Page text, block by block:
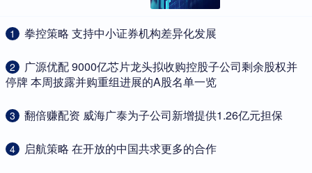
1 ​拳控策略 支持中小证券机构差异化发展
2
​广源优配 9000亿芯片龙头拟收购控股子公司剩余股权并
停牌 本周披露并购重组进展的A股名单一览
3 ​翻倍赚配资 威海广泰为子公司新增提供1.26亿元担保
4 ​启航策略 在开放的中国共求更多的合作